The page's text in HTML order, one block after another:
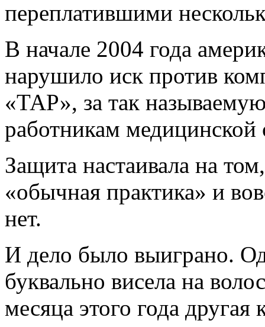
переплатившими
В начале 2004 года
нарушило иск против
«ТАР», за так
работникам
Защита настаивала на
«обычная практика» и
нет.
И дело было выиграно.
буквально висела на
месяца этого года